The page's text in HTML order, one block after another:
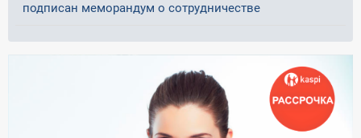
подписан меморандум о сотрудничестве